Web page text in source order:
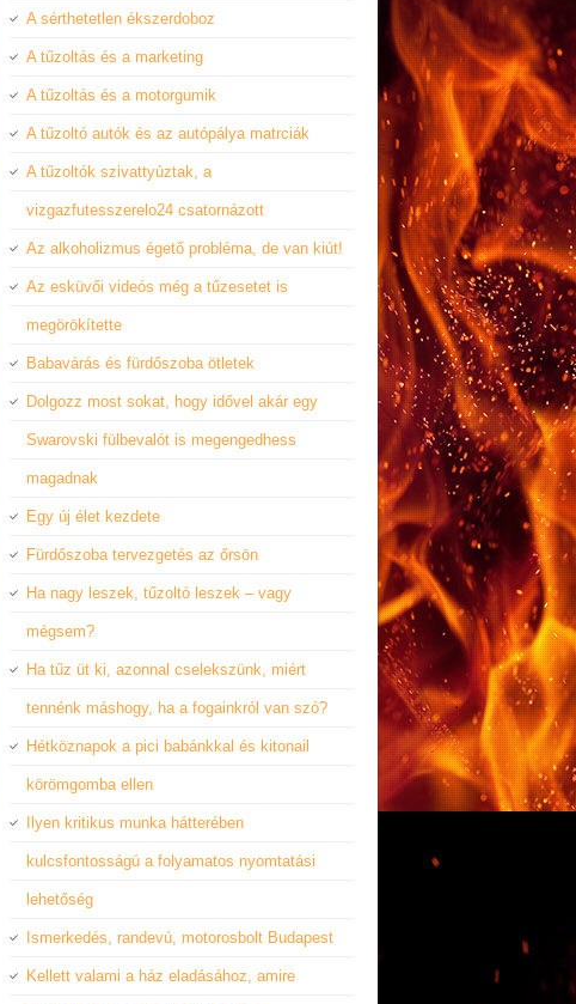
A sérthetetlen ékszerdoboz
A tűzoltás és a marketing
A tűzoltás és a motorgumik
A tűzoltó autók és az autópálya matrciák
A tűzoltók szivattyúztak, a
vizgazfutesszerelo24 csatornázott
Az alkoholizmus égető probléma, de van kiút!
Az esküvői videós még a tűzesetet is
megörökítette
Babavárás és fürdőszoba ötletek
Dolgozz most sokat, hogy idővel akár egy
Swarovski fülbevalót is megengedhess
magadnak
Egy új élet kezdete
Fürdőszoba tervezgetés az őrsön
Ha nagy leszek, tűzoltó leszek – vagy
mégsem?
Ha tűz üt ki, azonnal cselekszünk, miért
tennénk máshogy, ha a fogainkról van szó?
Hétköznapok a pici babánkkal és kitonail
körömgomba ellen
Ilyen kritikus munka hátterében
kulcsfontosságú a folyamatos nyomtatási
lehetőség
Ismerkedés, randevú, motorosbolt Budapest
Kellett valami a ház eladásához, amire